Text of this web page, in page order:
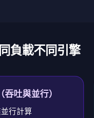
負載不同引擎
吞吐與並行）
行計算